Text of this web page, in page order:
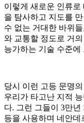
이렇게 새로운 인류로
을 탐사하고 지도를 만
수 없는 거대한 바위
와 교통할 정도로 거
능가하는 기술 수준에
당시 이런 고등 문명
우리가 타고난 지적
다. 그런 그들이 3만년
등을 사용하며 네안